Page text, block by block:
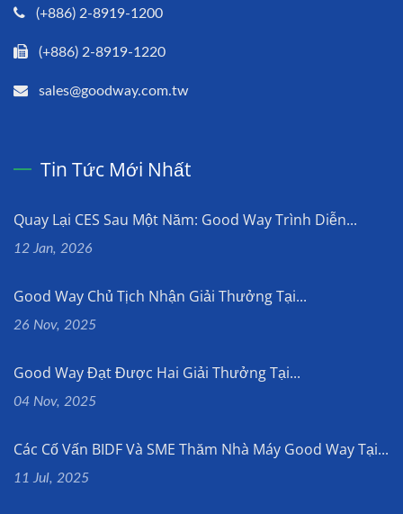
(+886) 2-8919-1200
(+886) 2-8919-1220
sales@goodway.com.tw
Tin Tức Mới Nhất
Quay Lại CES Sau Một Năm: Good Way Trình Diễn...
12 Jan, 2026
Good Way Chủ Tịch Nhận Giải Thưởng Tại...
26 Nov, 2025
Good Way Đạt Được Hai Giải Thưởng Tại...
04 Nov, 2025
Các Cố Vấn BIDF Và SME Thăm Nhà Máy Good Way Tại...
11 Jul, 2025